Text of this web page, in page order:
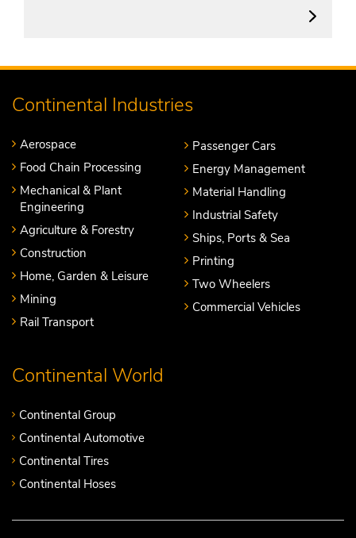
Continental Industries
Aerospace
Food Chain Processing
Mechanical & Plant
Engineering
Agriculture & Forestry
Construction
Home, Garden & Leisure
Mining
Rail Transport
Passenger Cars
Energy Management
Material Handling
Industrial Safety
Ships, Ports & Sea
Printing
Two Wheelers
Commercial Vehicles
Continental World
Continental Group
Continental Automotive
Continental Tires
Continental Hoses